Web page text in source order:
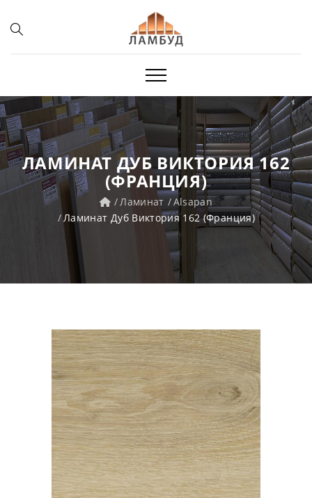
ЛАМИНАТ ДУБ ВИКТОРИЯ 162
(ФРАНЦИЯ)
Ламинат
Alsapan
Ламинат Дуб Виктория 162 (Франция)